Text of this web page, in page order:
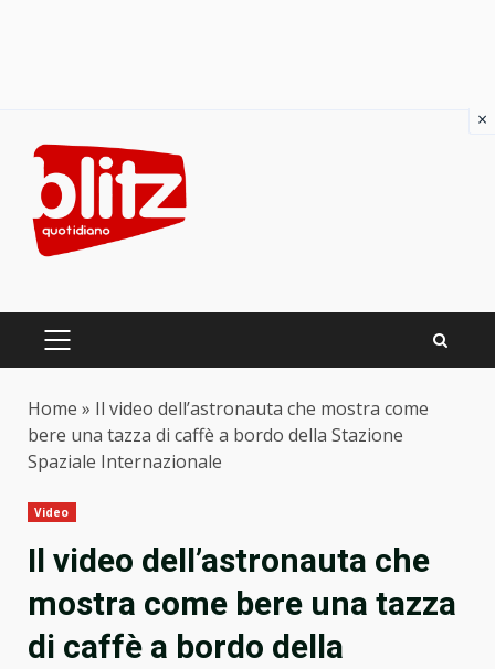
content
PRIMARY
Home » Il video dell’astronauta che mostra come
bere una tazza di caffè a bordo della Stazione
Spaziale Internazionale
Video
Il video dell’astronauta che
mostra come bere una tazza
di caffè a bordo della
×